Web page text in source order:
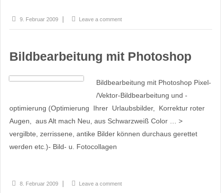
9. Februar 2009 Leave a comment
Bildbearbeitung mit Photoshop
Bildbearbeitung mit Photoshop Pixel-
/Vektor-Bildbearbeitung und -
optimierung (Optimierung Ihrer Urlaubsbilder, Korrektur roter
Augen, aus Alt mach Neu, aus Schwarzweiß Color … >
vergilbte, zerrissene, antike Bilder können durchaus gerettet
werden etc.)- Bild- u. Fotocollagen
8. Februar 2009 Leave a comment